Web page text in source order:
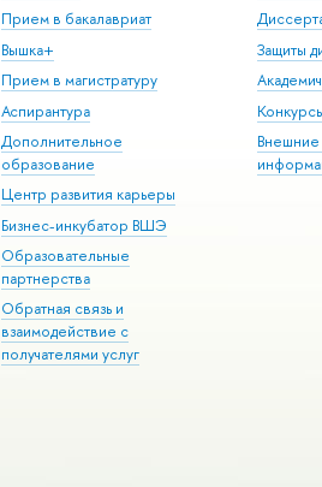
Прием в бакалавриат
Вышка+
Прием в магистратуру
Аспирантура
Дополнительное
образование
Центр развития карьеры
Бизнес-инкубатор ВШЭ
Образовательные
партнерства
Обратная связь и
взаимодействие с
получателями услуг
Защиты
Внешние